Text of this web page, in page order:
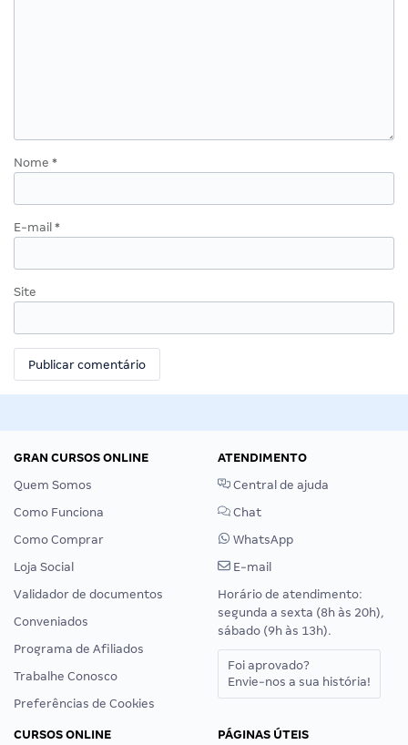
Nome *
E-mail *
Site
GRAN CURSOS ONLINE
Quem Somos
Como Funciona
Como Comprar
Loja Social
Validador de documentos
Conveniados
Programa de Afiliados
Trabalhe Conosco
Preferências de Cookies
ATENDIMENTO
Central de ajuda
Chat
WhatsApp
E-mail
Horário de atendimento:
segunda a sexta (8h às 20h),
sábado (9h às 13h).
Foi aprovado?
Envie-nos a sua história!
CURSOS ONLINE
PÁGINAS ÚTEIS